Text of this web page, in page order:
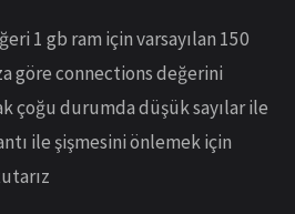
1 gb ram için varsayılan 150
göre connections değerini
çoğu durumda düşük sayılar ile
ile şişmesini önlemek için